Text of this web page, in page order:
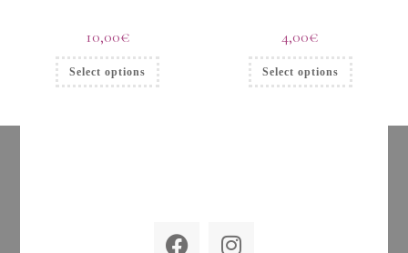
10,00€
Select options
4,00€
Select options